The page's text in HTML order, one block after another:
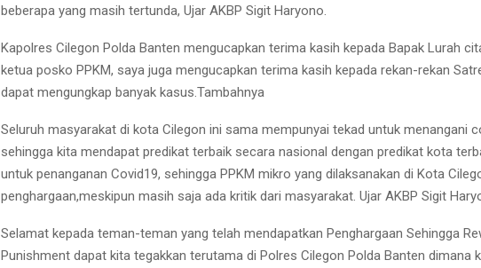
beberapa yang masih tertunda, Ujar AKBP Sigit Haryono.
Kapolres Cilegon Polda Banten mengucapkan terima kasih kepada Bapak Lurah
ketua posko PPKM, saya juga mengucapkan terima kasih kepada rekan-rekan
dapat mengungkap banyak kasus.Tambahnya
Seluruh masyarakat di kota Cilegon ini sama mempunyai tekad untuk menangani
sehingga kita mendapat predikat terbaik secara nasional dengan predikat kota
untuk penanganan Covid19, sehingga PPKM mikro yang dilaksanakan di Kota
penghargaan,meskipun masih saja ada kritik dari masyarakat. Ujar AKBP Sigit
Selamat kepada teman-teman yang telah mendapatkan Penghargaan Sehingga
Punishment dapat kita tegakkan terutama di Polres Cilegon Polda Banten dimana